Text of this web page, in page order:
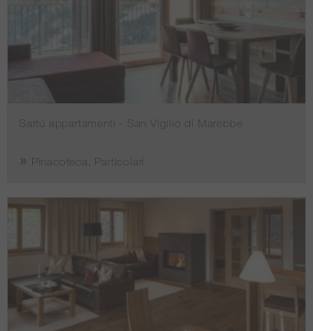
Sartú appartamenti - San Vigilio di Marebbe
Pinacoteca, Particolari